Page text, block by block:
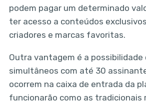
podem pagar um determinado
ter acesso a conteúdos
criadores e marcas favoritas.
Outra vantagem é a possibilidade
simultâneos com até 30
ocorrem na caixa de entrada da
funcionarão como as tradicionais